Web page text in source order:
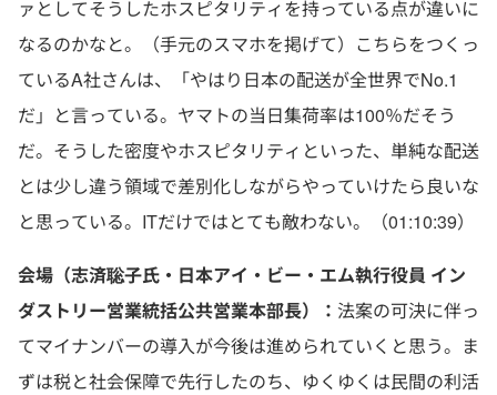
ァとしてそうしたホスピタリティを持っている点が違いに
なるのかなと。（手元のスマホを掲げて）こちらをつくっ
ているA社さんは、「やはり日本の配送が全世界でNo.1
だ」と言っている。ヤマトの当日集荷率は100％だそう
だ。そうした密度やホスピタリティといった、単純な配送
とは少し違う領域で差別化しながらやっていけたら良いな
と思っている。ITだけではとても敵わない。（01:10:39）
会場（志済聡子氏・日本アイ・ビー・エム執行役員 イン
ダストリー営業統括公共営業本部長）： 法案の可決に伴っ
てマイナンバーの導入が今後は進められていくと思う。ま
ずは税と社会保障で先行したのち、ゆくゆくは民間の利活